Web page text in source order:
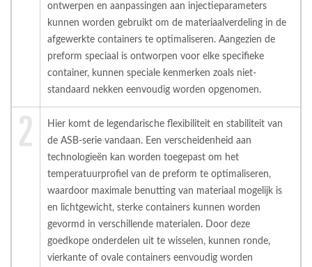
ontwerpen en aanpassingen aan injectieparameters
kunnen worden gebruikt om de materiaalverdeling in de
afgewerkte containers te optimaliseren. Aangezien de
preform speciaal is ontworpen voor elke specifieke
container, kunnen speciale kenmerken zoals niet-
standaard nekken eenvoudig worden opgenomen.
Hier komt de legendarische flexibiliteit en stabiliteit van
de ASB-serie vandaan. Een verscheidenheid aan
technologieën kan worden toegepast om het
temperatuurprofiel van de preform te optimaliseren,
waardoor maximale benutting van materiaal mogelijk is
en lichtgewicht, sterke containers kunnen worden
gevormd in verschillende materialen. Door deze
goedkope onderdelen uit te wisselen, kunnen ronde,
vierkante of ovale containers eenvoudig worden